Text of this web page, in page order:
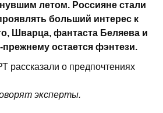
летом. Россияне стали
больший интерес к
Шварца, фантаста Беляева и
остается фэнтези.
эксперты.